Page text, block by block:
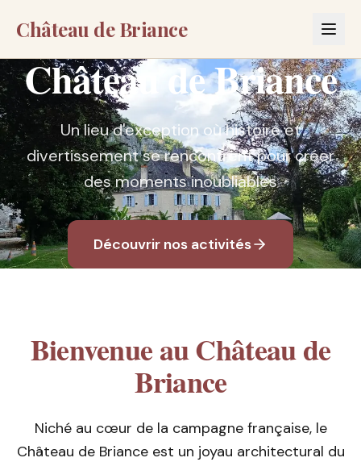
Château de Briance
Château de Briance
Un lieu d'exception où histoire et
divertissement se rencontrent pour créer
des moments inoubliables
Découvrir nos activités
Bienvenue au Château de
Briance
Niché au cœur de la campagne française, le
Château de Briance est un joyau architectural du